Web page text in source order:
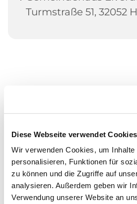
Diese Webseite verwendet Cookies
Wir verwenden Cookies, um Inhalte
personalisieren, Funktionen für
zu können und die Zugriffe auf
analysieren. Außerdem geben wir
Verwendung unserer Website an
Turmstraße 51, 32052